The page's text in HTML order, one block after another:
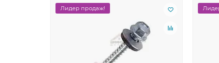
Лидер продаж!